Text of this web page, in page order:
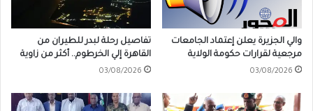
والي الجزيرة يعلن إعتماد الجامعات
مرجعية لقرارات حكومة الولاية
03/08/2026
تفاصيل رحلة لبدر للطيران من
القاهرة إلي الخرطوم.. أكثر من زاوية
03/08/2026